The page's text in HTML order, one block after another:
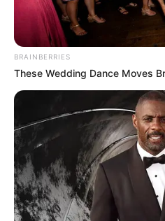
BRAINBERRIES
These Wedding Dance Moves